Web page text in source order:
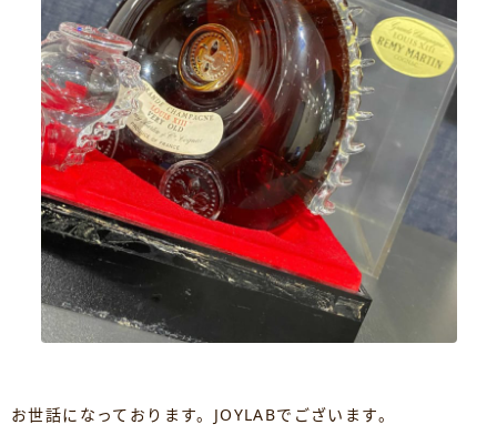
お世話になっております。 JOYLABでございます。